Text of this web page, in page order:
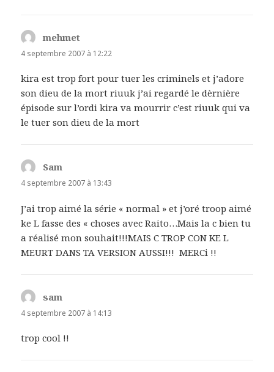
mehmet
4 septembre 2007 à 12:22
kira est trop fort pour tuer les criminels et j’adore
son dieu de la mort riuuk j’ai regardé le dèrnière
épisode sur l’ordi kira va mourrir c’est riuuk qui va
le tuer son dieu de la mort
Sam
4 septembre 2007 à 13:43
J’ai trop aimé la série « normal » et j’oré troop aimé
ke L fasse des « choses avec Raito…Mais la c bien tu
a réalisé mon souhait!!!MAIS C TROP CON KE L
MEURT DANS TA VERSION AUSSI!!! MERCi !!
sam
4 septembre 2007 à 14:13
trop cool !!